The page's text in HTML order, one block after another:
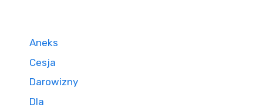
Aneks
Cesja
Darowizny
Dla